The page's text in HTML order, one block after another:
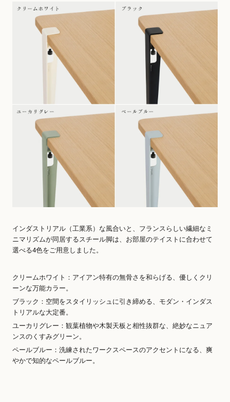
インダストリアル（工業系）な風合いと、フランスらしい繊細なミ
ニマリズムが同居するスチール脚は、お部屋のテイストに合わせて
選べる4色をご用意しました。
クリームホワイト：アイアン特有の無骨さを和らげる、優しくクリ
ーンな万能カラー。
ブラック：空間をスタイリッシュに引き締める、モダン・インダス
トリアルな大定番。
ユーカリグレー：観葉植物や木製天板と相性抜群な、絶妙なニュア
ンスのくすみグリーン。
ペールブルー：洗練されたワークスペースのアクセントになる、爽
やかで知的なペールブルー。